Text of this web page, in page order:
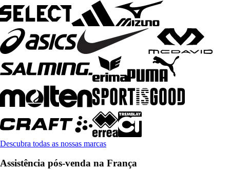
Descubra todas as nossas marcas
Assistência pós-venda na França